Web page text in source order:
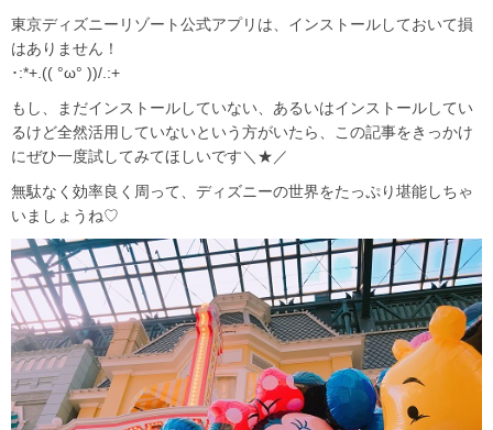
東京ディズニーリゾート公式アプリは、インストールしておいて損
はありません！
･:*+.(( °ω° ))/.:+
もし、まだインストールしていない、あるいはインストールしてい
るけど全然活用していないという方がいたら、この記事をきっかけ
にぜひ一度試してみてほしいです＼★／
無駄なく効率良く周って、ディズニーの世界をたっぷり堪能しちゃ
いましょうね♡